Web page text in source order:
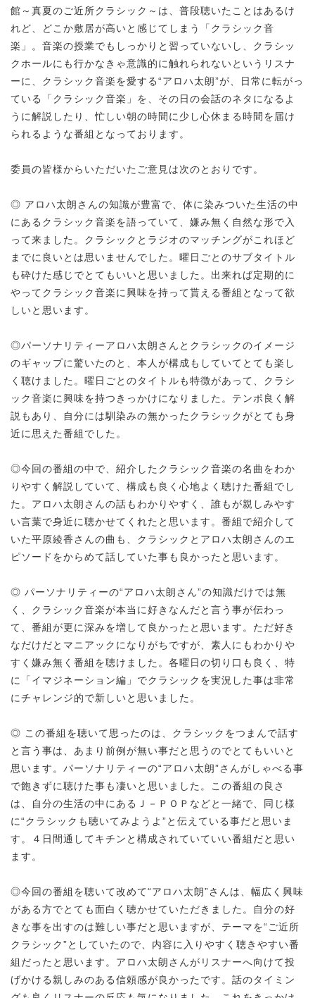
館～真夏のご近所クラシック～は、普段聴いたことはあるけ
れど、どこか敷居が高いと感じてしまう「クラシック音
楽」。音楽の授業でもしっかりと習っていないし、クラシッ
クホールにも行かなきゃ意識的に触れられないというリスナ
ーに、クラシック音楽を愛する“アロハ太朗”が、日常に転がっ
ている「クラシック音楽」を、その日の会話のネタになるよ
うに解説したり、忙しい朝の時間に少し心休まる時間を届け
られるような番組となっております。
委員の皆様からいただいたご意見は次のとおりです。
◎ アロハ太朗さんの知識が豊富で、体に染みついた生活の中
にあるクラシック音楽を語っていて、嫌み無く自然な形で入
って来ました。クラシックとラジオのマッチングがこれほど
までに良いとは思いませんでした。曜日ごとのサブタイトル
も砕けた感じでとてもいいと思いました。出来れば定期的に
やってクラシック音楽に興味を持って貰える番組となって欲
しいと思います。
◎パーソナリティーアロハ太朗さんとクラシックのイメージ
のギャップに驚いたのと、本人が構成もしていてとても楽し
く聴けました。曜日ごとのタイトルも特徴があって、クラシ
ック音楽に興味を持つきっかけになりました。テンポ良く解
説もあり、自分には馴染みの無かったクラシックがとても身
近に思えた番組でした。
◎今回の番組の中で、紹介したクラシック音楽の名曲をわか
りやすく解説していて、構成も良く心地よく聴けた番組でし
た。アロハ太朗さんの話もわかりやすく、誰もが親しみやす
い言葉で身近に聴かせてくれたと思います。番組で紹介して
いた平原綾香さんの曲も、クラシックとアロハ太朗さんのエ
ピソードをからめて話していた事も良かったと思います。
◎ パーソナリティーの“アロハ太朗さん”の知識だけでは無
く、クラシック音楽が本当に好きなんだと言う事が伝わっ
て、番組が更に深みを増して良かったと思います。ただ好き
なだけだとマニアックになりがちですが、素人にもわかりや
すく嫌み無く番組を聴けました。各曜日の切り口も良く、特
に「イマジネーション編」でクラシックを実況した事は非常
にチャレンジ的で新しいと思いました。
◎ この番組を聴いて思ったのは、クラシックをつまんで話す
と言う事は、あまり前例が無い事だと思うのでとてもいいと
思います。パーソナリティーの“アロハ太朗”さんがしゃべる事
で飽きずに聴けた事も凄いと思いました。この番組の良さ
は、自分の生活の中にあるＪ－ＰＯＰなどと一緒で、同じ様
に“クラシックも聴いてみようよ”と伝えている事だと思いま
す。４日間通してキチンと構成されていていい番組だと思い
ます。
◎今回の番組を聴いて改めて“アロハ太朗”さんは、幅広く興味
がある方でとても面白く聴かせていただきました。自分の好
きな事を出すのは難しい事だと思いますが、テーマを“ご近所
クラシック”としていたので、内容に入りやすく聴きやすい番
組だったと思います。アロハ太朗さんがリスナーへ向けて投
げかける親しみのある信頼感が良かったです。話のタイミン